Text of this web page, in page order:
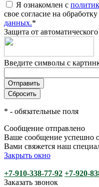
Я ознакомлен с
свое согласие на обработку
данных.*
Защита от
Введите символы с
* - обязательные поля
Сообщение отправлено
Ваше сообщение успешно
Вами свяжется наш
Закрыть окно
+7-910-338-77-92 +7-920-
Заказать звонок